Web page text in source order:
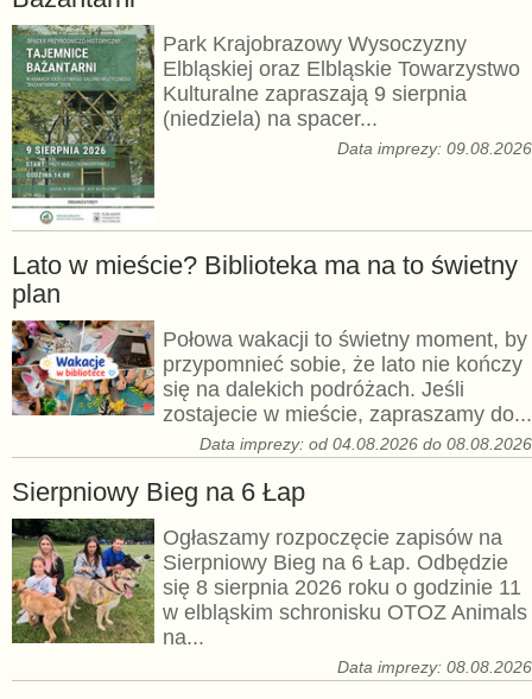
Park Krajobrazowy Wysoczyzny
Elbląskiej oraz Elbląskie Towarzystwo
Kulturalne zapraszają 9 sierpnia
(niedziela) na spacer...
Data imprezy: 09.08.2026
Lato w mieście? Biblioteka ma na to świetny
plan
Połowa wakacji to świetny moment, by
przypomnieć sobie, że lato nie kończy
się na dalekich podróżach. Jeśli
zostajecie w mieście, zapraszamy do...
Data imprezy: od 04.08.2026 do 08.08.2026
Sierpniowy Bieg na 6 Łap
Ogłaszamy rozpoczęcie zapisów na
Sierpniowy Bieg na 6 Łap. Odbędzie
się 8 sierpnia 2026 roku o godzinie 11
w elbląskim schronisku OTOZ Animals
na...
Data imprezy: 08.08.2026